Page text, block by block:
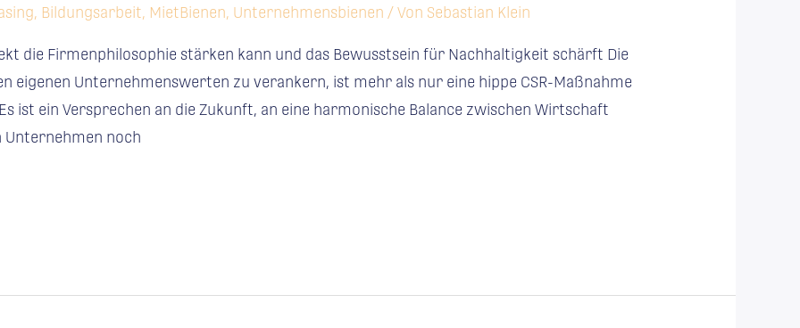
, Bildungsarbeit, MietBienen, Unternehmensbienen / Von Sebastian Klein
die Fir­men­phi­lo­sophie stärken kann und das Bewusst­sein für Nachhaltigkeit schärft Die
eigenen Unternehmenswerten zu verankern, ist mehr als nur eine hippe CSR-Maßnahme
ist ein Versprechen an die Zukunft, an eine harmonische Balance zwischen Wirtschaft
Unternehmen noch